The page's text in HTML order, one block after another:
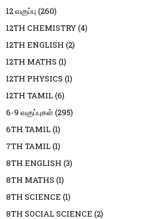
12 வகுப்பு (260)
12TH CHEMISTRY(4)
12TH ENGLISH (2)
12TH MATHS (1)
12TH PHYSICS (1)
12TH TAMIL(6)
6-9 வகுப்புகள்(295)
6TH TAMIL(1)
7TH TAMIL(1)
8TH ENGLISH (3)
8TH MATHS (1)
8TH SCIENCE (1)
8TH SOCIAL SCIENCE (2)